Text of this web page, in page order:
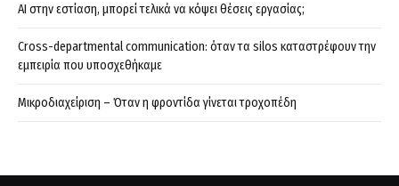
AI στην εστίαση, μπορεί τελικά να κόψει θέσεις εργασίας;
Cross-departmental communication: όταν τα silos καταστρέφουν την
εμπειρία που υποσχεθήκαμε
Μικροδιαχείριση – Όταν η φροντίδα γίνεται τροχοπέδη